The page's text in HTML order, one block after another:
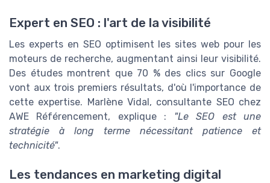
Expert en SEO : l'art de la visibilité
Les experts en SEO optimisent les sites web pour les
moteurs de recherche, augmentant ainsi leur visibilité.
Des études montrent que 70 % des clics sur Google
vont aux trois premiers résultats, d'où l'importance de
cette expertise. Marlène Vidal, consultante SEO chez
AWE Référencement, explique :
"Le SEO est une
stratégie à long terme nécessitant patience et
technicité".
Les tendances en marketing digital